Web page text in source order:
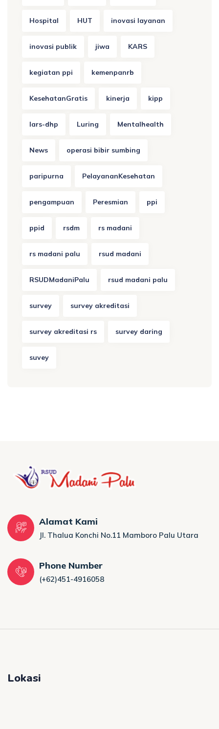
Hospital HUT inovasi layanan
inovasi publik jiwa KARS
kegiatan ppi kemenpanrb
KesehatanGratis kinerja kipp
lars-dhp Luring Mentalhealth
News operasi bibir sumbing
paripurna PelayananKesehatan
pengampuan Peresmian ppi
ppid rsdm rs madani
rs madani palu rsud madani
RSUDMadaniPalu rsud madani palu
survey survey akreditasi
survey akreditasi rs survey daring
suvey
Alamat Kami
Jl. Thalua Konchi No.11 Mamboro Palu Utara
Phone Number
(+62)451-4916058
Lokasi